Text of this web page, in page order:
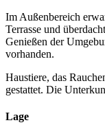
Im Außenbereich
Terrasse und
Genießen der
vorhanden.
Haustiere, das
gestattet. Die
Lage